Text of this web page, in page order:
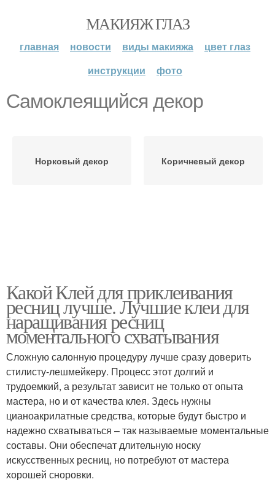
МАКИЯЖ ГЛАЗ
главная новости виды макияжа
цвет глаз
инструкции
фото
Самоклеящийся декор
Норковый декор Коричневый декор
Какой Клей для приклеивания
ресниц лучше. Лучшие клеи для
наращивания ресниц
моментального схватывания
Сложную салонную процедуру лучше сразу доверить
стилисту-лешмейкеру. Процесс этот долгий и
трудоемкий, а результат зависит не только от опыта
мастера, но и от качества клея. Здесь нужны
цианоакрилатные средства, которые будут быстро и
надежно схватываться – так называемые моментальные
составы. Они обеспечат длительную носку
искусственных ресниц, но потребуют от мастера
хорошей сноровки.